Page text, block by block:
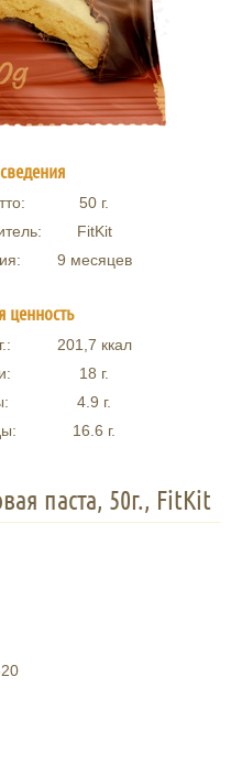
50 г.
FitKit
9 месяцев
ценность
201,7 ккал
18 г.
4.9 г.
16.6 г.
паста, 50г., FitKit